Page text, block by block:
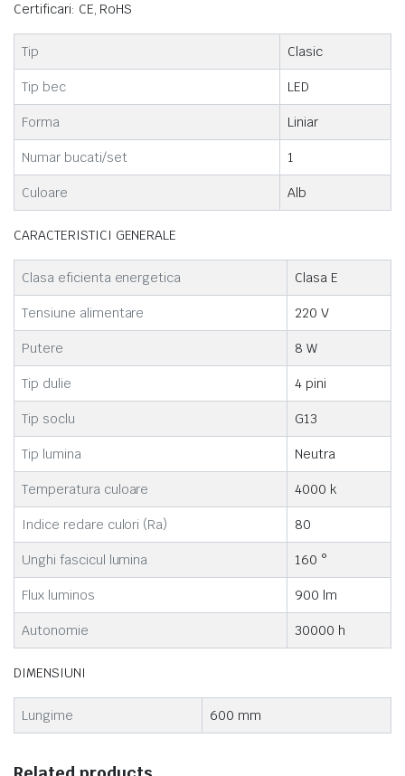
Certificari: CE, RoHS
Tip Clasic
Tip bec LED
Forma Liniar
Numar bucati/set 1
Culoare Alb
CARACTERISTICI GENERALE
Clasa eficienta energetica Clasa E
Tensiune alimentare 220 V
Putere 8 W
Tip dulie 4 pini
Tip soclu G13
Tip lumina Neutra
Temperatura culoare 4000 k
Indice redare culori (Ra) 80
Unghi fascicul lumina 160 °
Flux luminos 900 lm
Autonomie 30000 h
DIMENSIUNI
Lungime 600 mm